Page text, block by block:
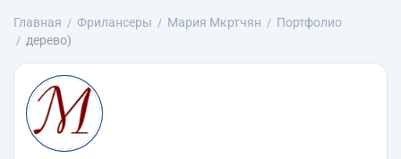
Главная Фрилансеры Mария Мкртчян
Портфолио
дерево)